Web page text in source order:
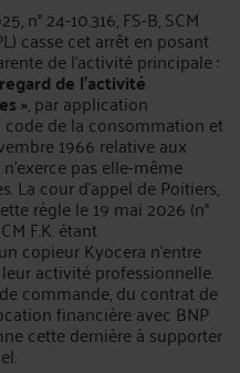
n° 24-10.316, FS-B, SCM
casse cet arrêt en posant
de l’activité principale :
de l’activité
», par application
code de la consommation et
1966 relative aux
pas elle-même
La cour d’appel de Poitiers,
règle le 19 mai 2026 (n°
F.K. étant
copieur Kyocera n’entre
activité professionnelle.
commande, du contrat de
financière avec BNP
cette dernière à supporter